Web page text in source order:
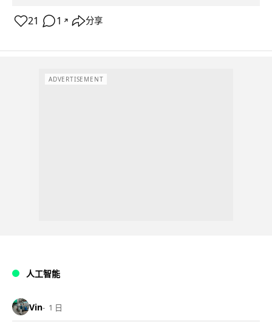
21 1 ↗ 分享
ADVERTISEMENT
人工智能
Vin 1 日